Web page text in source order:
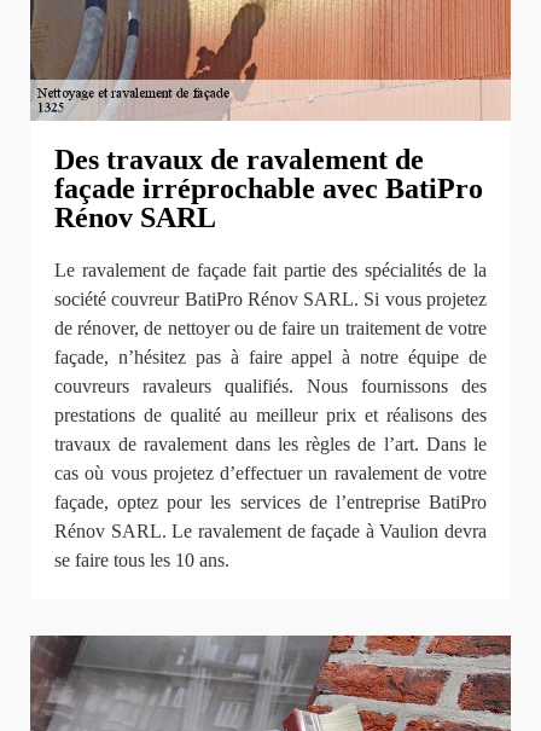
Des travaux de ravalement de
façade irréprochable avec BatiPro
Rénov SARL
Le ravalement de façade fait partie des spécialités de la
société couvreur BatiPro Rénov SARL. Si vous projetez
de rénover, de nettoyer ou de faire un traitement de votre
façade, n’hésitez pas à faire appel à notre équipe de
couvreurs ravaleurs qualifiés. Nous fournissons des
prestations de qualité au meilleur prix et réalisons des
travaux de ravalement dans les règles de l’art. Dans le
cas où vous projetez d’effectuer un ravalement de votre
façade, optez pour les services de l’entreprise BatiPro
Rénov SARL. Le ravalement de façade à Vaulion devra
se faire tous les 10 ans.